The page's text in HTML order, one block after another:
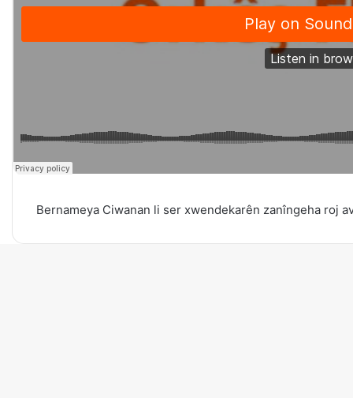
Bernameya Ciwanan li ser xwendekarên zanîngeha roj